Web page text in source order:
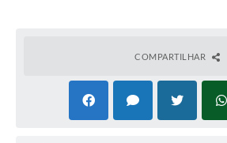
COMPARTILHAR